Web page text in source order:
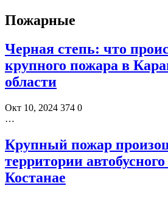
Пожарные
Черная степь: что
крупного пожара в
области
Окт 10, 2024 374 0
…
Крупный пожар
территории
Костанае